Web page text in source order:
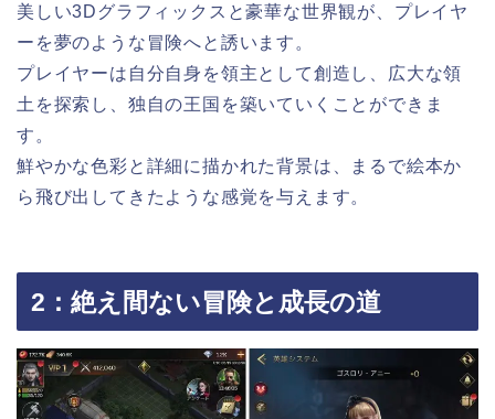
美しい3Dグラフィックスと豪華な世界観が、プレイヤ
ーを夢のような冒険へと誘います。
プレイヤーは自分自身を領主として創造し、広大な領
土を探索し、独自の王国を築いていくことができま
す。
鮮やかな色彩と詳細に描かれた背景は、まるで絵本か
ら飛び出してきたような感覚を与えます。
2：絶え間ない冒険と成長の道